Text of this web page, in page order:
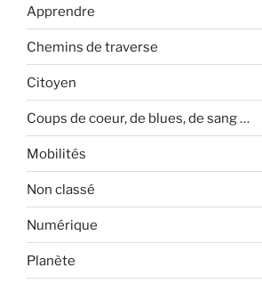
Apprendre
Chemins de traverse
Citoyen
Coups de coeur, de blues, de sang …
Mobilités
Non classé
Numérique
Planète